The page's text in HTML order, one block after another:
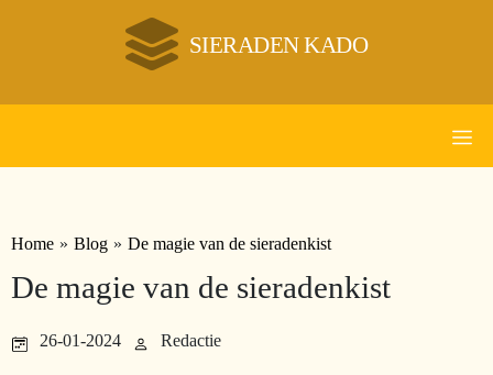
SIERADEN KADO
Home » Blog » De magie van de sieradenkist
De magie van de sieradenkist
26-01-2024 Redactie